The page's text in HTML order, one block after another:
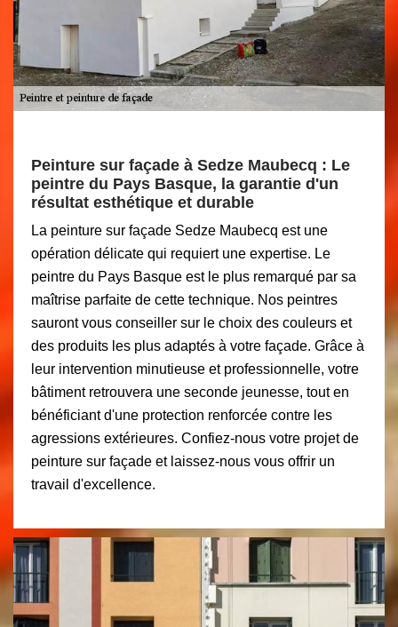
Peinture sur façade à Sedze Maubecq : Le
peintre du Pays Basque, la garantie d'un
résultat esthétique et durable
La peinture sur façade Sedze Maubecq est une
opération délicate qui requiert une expertise. Le
peintre du Pays Basque est le plus remarqué par sa
maîtrise parfaite de cette technique. Nos peintres
sauront vous conseiller sur le choix des couleurs et
des produits les plus adaptés à votre façade. Grâce à
leur intervention minutieuse et professionnelle, votre
bâtiment retrouvera une seconde jeunesse, tout en
bénéficiant d'une protection renforcée contre les
agressions extérieures. Confiez-nous votre projet de
peinture sur façade et laissez-nous vous offrir un
travail d'excellence.